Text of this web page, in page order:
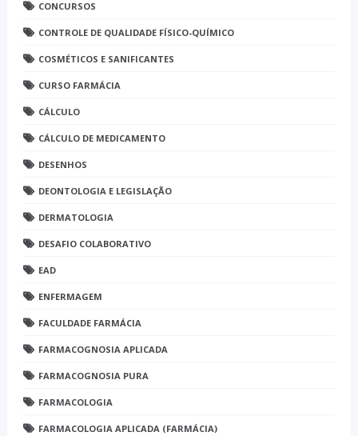
CONCURSOS
CONTROLE DE QUALIDADE FÍSICO-QUÍMICO
COSMÉTICOS E SANIFICANTES
CURSO FARMÁCIA
CÁLCULO
CÁLCULO DE MEDICAMENTO
DESENHOS
DEONTOLOGIA E LEGISLAÇÃO
DERMATOLOGIA
DESAFIO COLABORATIVO
EAD
ENFERMAGEM
FACULDADE FARMÁCIA
FARMACOGNOSIA APLICADA
FARMACOGNOSIA PURA
FARMACOLOGIA
FARMACOLOGIA APLICADA (FARMÁCIA)